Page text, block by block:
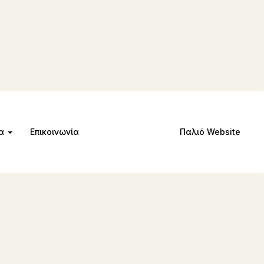
Επικοινωνία Παλιό Website